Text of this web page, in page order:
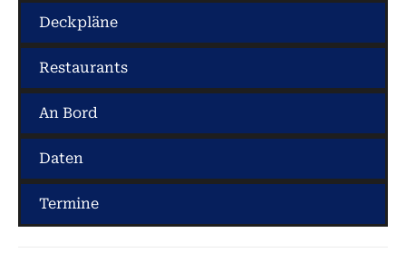
Deckpläne
Restaurants
An Bord
Daten
Termine